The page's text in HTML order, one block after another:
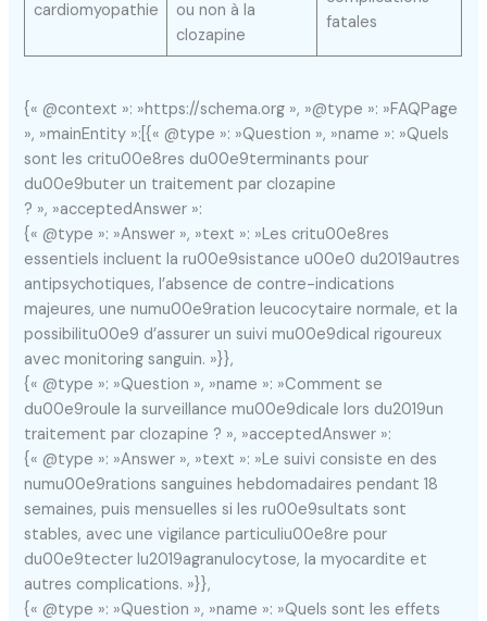
cardiomyopathie
ou non à la
clozapine
fatales
{« @context »: »https://schema.org », »@type »: »FAQPage
», »mainEntity »:[{« @type »: »Question », »name »: »Quels
sont les critu00e8res du00e9terminants pour
du00e9buter un traitement par clozapine
? », »acceptedAnswer »:
{« @type »: »Answer », »text »: »Les critu00e8res
essentiels incluent la ru00e9sistance u00e0 du2019autres
antipsychotiques, l’absence de contre-indications
majeures, une numu00e9ration leucocytaire normale, et la
possibilitu00e9 d’assurer un suivi mu00e9dical rigoureux
avec monitoring sanguin. »}},
{« @type »: »Question », »name »: »Comment se
du00e9roule la surveillance mu00e9dicale lors du2019un
traitement par clozapine ? », »acceptedAnswer »:
{« @type »: »Answer », »text »: »Le suivi consiste en des
numu00e9rations sanguines hebdomadaires pendant 18
semaines, puis mensuelles si les ru00e9sultats sont
stables, avec une vigilance particuliu00e8re pour
du00e9tecter lu2019agranulocytose, la myocardite et
autres complications. »}},
{« @type »: »Question », »name »: »Quels sont les effets